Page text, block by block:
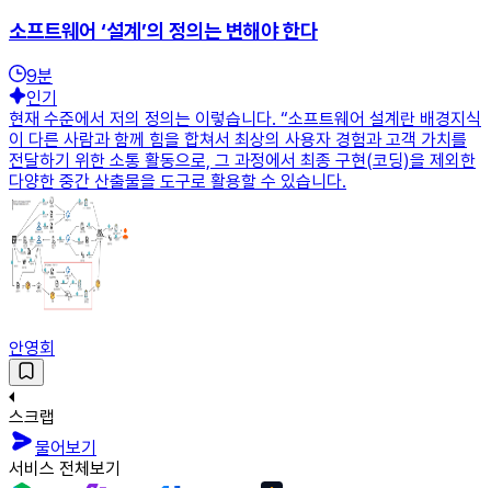
소프트웨어 ‘설계’의 정의는 변해야 한다
9분
인기
현재 수준에서 저의 정의는 이렇습니다. “소프트웨어 설계란 배경지식
이 다른 사람과 함께 힘을 합쳐서 최상의 사용자 경험과 고객 가치를
전달하기 위한 소통 활동으로, 그 과정에서 최종 구현(코딩)을 제외한
다양한 중간 산출물을 도구로 활용할 수 있습니다.
안영회
스크랩
물어보기
서비스 전체보기